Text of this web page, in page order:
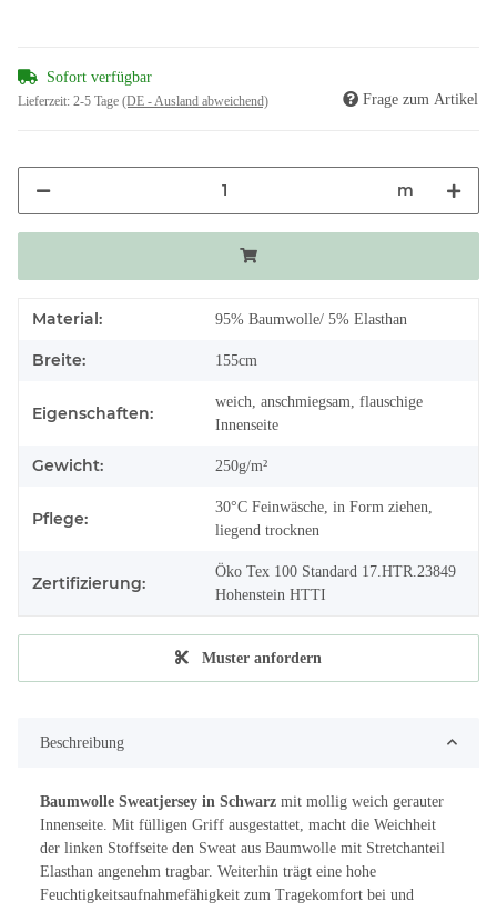
Sofort verfügbar
Lieferzeit: 2-5 Tage (DE - Ausland abweichend) Frage zum Artikel
m
Material: 95% Baumwolle/ 5% Elasthan
Breite: 155cm
Eigenschaften:
weich, anschmiegsam, flauschige
Innenseite
Gewicht: 250g/m²
Pflege:
30°C Feinwäsche, in Form ziehen,
liegend trocknen
Zertifizierung:
Öko Tex 100 Standard 17.HTR.23849
Hohenstein HTTI
Muster anfordern
Beschreibung
Baumwolle Sweatjersey in Schwarz mit mollig weich gerauter
Innenseite. Mit fülligen Griff ausgestattet, macht die Weichheit
der linken Stoffseite den Sweat aus Baumwolle mit Stretchanteil
Elasthan angenehm tragbar. Weiterhin trägt eine hohe
Feuchtigkeitsaufnahmefähigkeit zum Tragekomfort bei und